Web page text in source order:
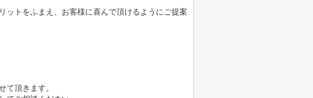
ットをふまえ、お客様に喜んで頂けるようにご提案
て頂きます。